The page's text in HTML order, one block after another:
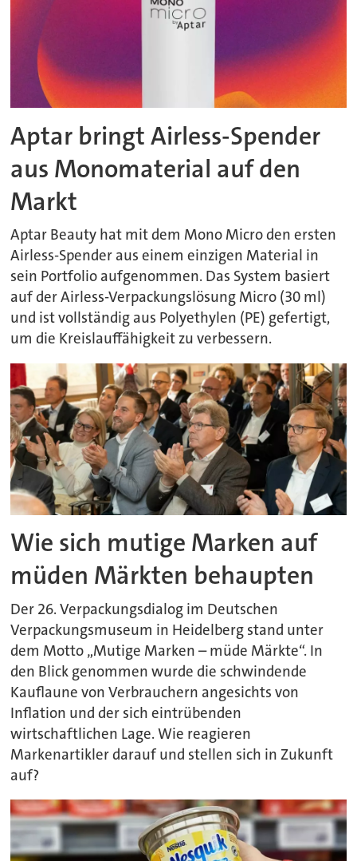
Aptar bringt Airless-Spender
aus Monomaterial auf den
Markt
Aptar Beauty hat mit dem Mono Micro den ersten
Airless-Spender aus einem einzigen Material in
sein Portfolio aufgenommen. Das System basiert
auf der Airless-Verpackungslösung Micro (30 ml)
und ist vollständig aus Polyethylen (PE) gefertigt,
um die Kreislauffähigkeit zu verbessern.
Wie sich mutige Marken auf
müden Märkten behaupten
Der 26. Verpackungsdialog im Deutschen
Verpackungsmuseum in Heidelberg stand unter
dem Motto „Mutige Marken – müde Märkte“. In
den Blick genommen wurde die schwindende
Kauflaune von Verbrauchern angesichts von
Inflation und der sich eintrübenden
wirtschaftlichen Lage. Wie reagieren
Markenartikler darauf und stellen sich in Zukunft
auf?